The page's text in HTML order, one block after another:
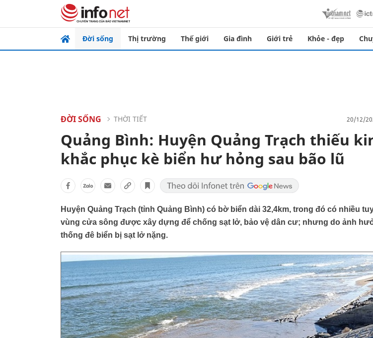
Đời sống Thị trường Thế giới Gia đình Giới trẻ Khỏe - đẹp
ĐỜI SỐNG THỜI TIẾT 20/12/
Quảng Bình: Huyện Quảng Trạch thiếu
khắc phục kè biển hư hỏng sau bão lũ
Huyện Quảng Trạch (tỉnh Quảng Bình) có bờ biển dài 32,4km, trong đó có nhiều
vùng cửa sông được xây dựng để chống sạt lở, bảo vệ dân cư; nhưng do ảnh
thống đê biển bị sạt lở nặng.